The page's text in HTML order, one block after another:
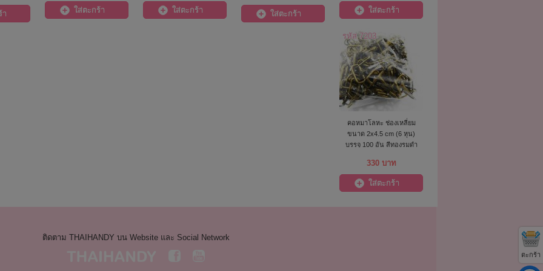
ตะกร้า
า ใส่ตะกร้า ใส่ตะกร้า ใส่ตะกร้า ใส่ตะกร้า
รหัส 7203
คอหมาโลหะ ช่องเหลี่ยม
ขนาด 2x4.5 cm (6 หุน)
บรรจุ 100 อัน สีทองรมดำ
330 บาท
ใส่ตะกร้า
ติดตาม THAIHANDY บน Website และ Social Network